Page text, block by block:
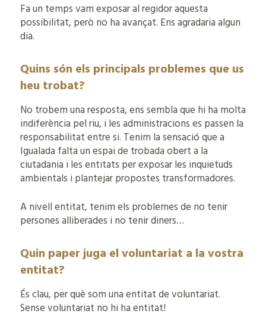
Fa un temps vam exposar al regidor aquesta
possibilitat, però no ha avançat. Ens agradaria algun
dia.
Quins són els principals problemes que us
heu trobat?
No trobem una resposta, ens sembla que hi ha molta
indiferència pel riu, i les administracions es passen la
responsabilitat entre si. Tenim la sensació que a
Igualada falta un espai de trobada obert a la
ciutadania i les entitats per exposar les inquietuds
ambientals i plantejar propostes transformadores.
A nivell entitat, tenim els problemes de no tenir
persones alliberades i no tenir diners…
Quin paper juga el voluntariat a la vostra
entitat?
És clau, per què som una entitat de voluntariat.
Sense voluntariat no hi ha entitat!